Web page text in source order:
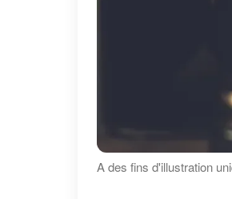
A des fins d'illustration